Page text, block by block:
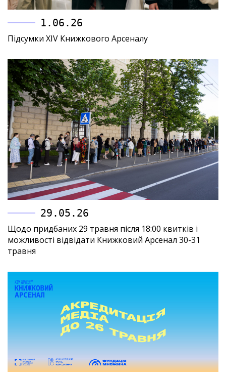
1.06.26
Підсумки XIV Книжкового Арсеналу
29.05.26
Щодо придбаних 29 травня після 18:00 квитків і
можливості відвідати Книжковий Арсенал 30-31
травня